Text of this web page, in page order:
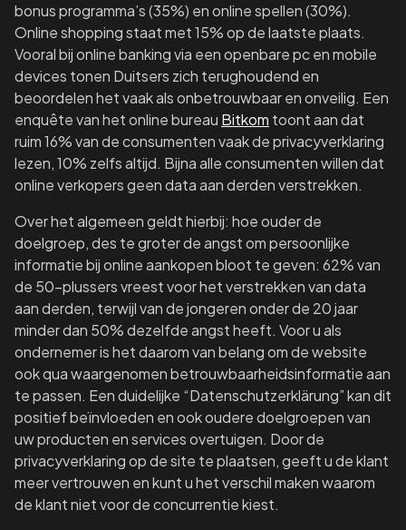
bonus programma’s (35%) en online spellen (30%).
Online shopping staat met 15% op de laatste plaats.
Vooral bij online banking via een openbare pc en mobile
devices tonen Duitsers zich terughoudend en
beoordelen het vaak als onbetrouwbaar en onveilig. Een
enquête van het online bureau Bitkom toont aan dat
ruim 16% van de consumenten vaak de privacyverklaring
lezen, 10% zelfs altijd. Bijna alle consumenten willen dat
online verkopers geen data aan derden verstrekken.
Over het algemeen geldt hierbij: hoe ouder de
doelgroep, des te groter de angst om persoonlijke
informatie bij online aankopen bloot te geven: 62% van
de 50-plussers vreest voor het verstrekken van data
aan derden, terwijl van de jongeren onder de 20 jaar
minder dan 50% dezelfde angst heeft. Voor u als
ondernemer is het daarom van belang om de website
ook qua waargenomen betrouwbaarheidsinformatie aan
te passen. Een duidelijke “Datenschutzerklärung” kan dit
positief beïnvloeden en ook oudere doelgroepen van
uw producten en services overtuigen. Door de
privacyverklaring op de site te plaatsen, geeft u de klant
meer vertrouwen en kunt u het verschil maken waarom
de klant niet voor de concurrentie kiest.